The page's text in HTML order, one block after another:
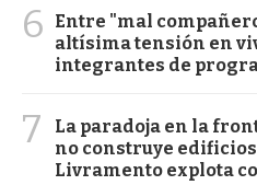
6
Entre "mal
altísima tensión en
integrantes de
7
La paradoja en la
no construye
Livramento explota